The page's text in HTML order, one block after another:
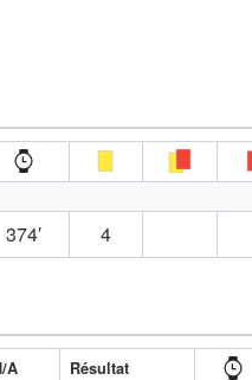
374′ 4
A Résultat